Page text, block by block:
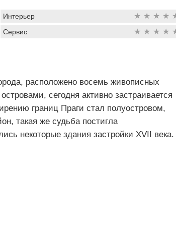
Интерьер ★ ★ ★ ★
Сервис ★ ★ ★ ★
расположено восемь живописных
сегодня активно застраивается
границ Праги стал полуостровом,
такая же судьба постигла
некоторые здания застройки XVII века.